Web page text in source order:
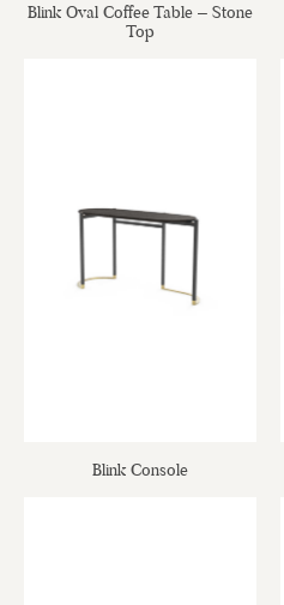
Blink Oval Coffee Table – Stone
Top
Blink Console